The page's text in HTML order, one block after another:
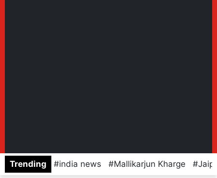
Trending india news Mallikarjun Kharge